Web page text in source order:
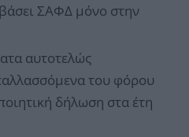
ΣΑΦΔ μόνο στην
αυτοτελώς
του φόρου
δήλωση στα έτη